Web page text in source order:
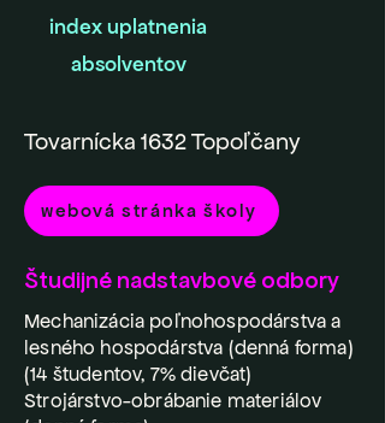
index uplatnenia
absolventov
Tovarnícka 1632 Topoľčany
webová stránka školy
Študijné nadstavbové odbory
Mechanizácia poľnohospodárstva a
lesného hospodárstva (denná forma)
(14 študentov, 7% dievčat)
Strojárstvo-obrábanie materiálov